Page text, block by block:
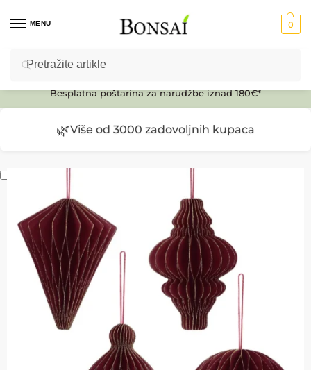
MENU 0
Ulaz u E-SHOP
Besplatna poštarina za narudžbe iznad 180€*
🌿Više od 3000 zadovoljnih kupaca